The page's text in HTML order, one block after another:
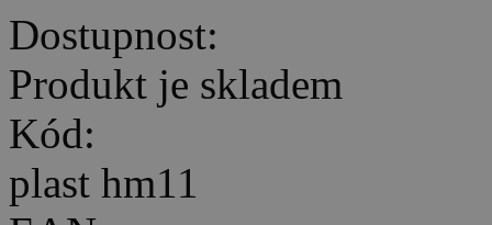
Dostupnost:
Produkt je skladem
Kód:
plast hm11